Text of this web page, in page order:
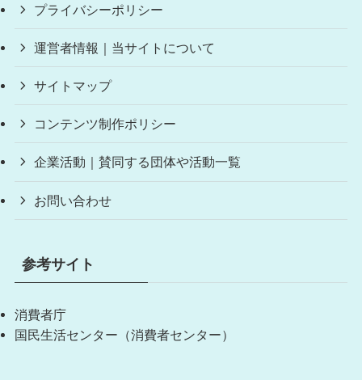
プライバシーポリシー
運営者情報｜当サイトについて
サイトマップ
コンテンツ制作ポリシー
企業活動｜賛同する団体や活動一覧
お問い合わせ
参考サイト
消費者庁
国民生活センター（消費者センター）